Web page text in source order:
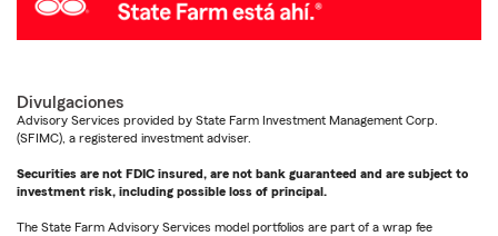
Divulgaciones
Advisory Services provided by State Farm Investment Management Corp.
(SFIMC), a registered investment adviser.
Securities are not FDIC insured, are not bank guaranteed and are subject to
investment risk, including possible loss of principal.
The State Farm Advisory Services model portfolios are part of a wrap fee